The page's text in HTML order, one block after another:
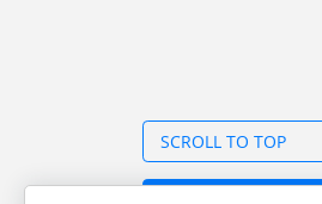
SCROLL TO TOP